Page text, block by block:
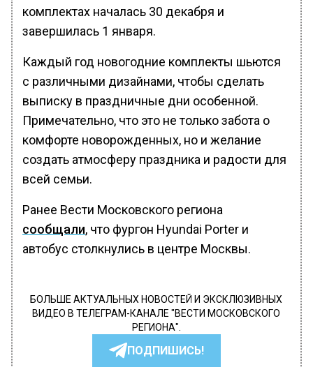
комплектах началась 30 декабря и
завершилась 1 января.
Каждый год новогодние комплекты шьются
с различными дизайнами, чтобы сделать
выписку в праздничные дни особенной.
Примечательно, что это не только забота о
комфорте новорожденных, но и желание
создать атмосферу праздника и радости для
всей семьи.
Ранее Вести Московского региона
сообщали, что фургон Hyundai Porter и
автобус столкнулись в центре Москвы.
БОЛЬШЕ АКТУАЛЬНЫХ НОВОСТЕЙ И ЭКСКЛЮЗИВНЫХ
ВИДЕО В ТЕЛЕГРАМ-КАНАЛЕ "ВЕСТИ МОСКОВСКОГО
РЕГИОНА".
ПОДПИШИСЬ!